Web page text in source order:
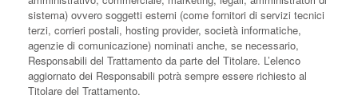
sistema) ovvero soggetti esterni (come fornitori di servizi tecnici
terzi, corrieri postali, hosting provider, società informatiche,
agenzie di comunicazione) nominati anche, se necessario,
Responsabili del Trattamento da parte del Titolare. L’elenco
aggiornato dei Responsabili potrà sempre essere richiesto al
Titolare del Trattamento.